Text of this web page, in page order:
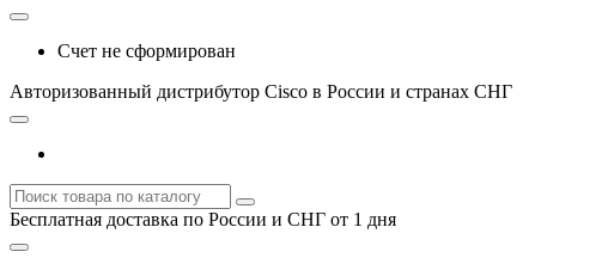
Счет не сформирован
Авторизованный дистрибутор Cisco в России и странах СНГ
Бесплатная доставка по России и СНГ от 1 дня